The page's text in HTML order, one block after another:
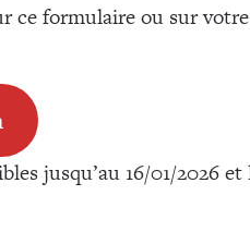
ce formulaire ou sur
jusqu’au 16/01/2026